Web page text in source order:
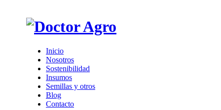
Inicio
Nosotros
Sostenibilidad
Insumos
Semillas y otros
Blog
Contacto